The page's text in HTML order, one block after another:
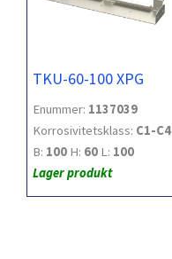
TKU-60-100 XPG
Enummer: 1137039
Korrosivitetsklass: C1-C4
B: 100 H: 60 L: 100
Lager produkt